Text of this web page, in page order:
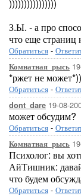
))))))))))))))))
З.Ы. - а про
что еще страниц
Обратиться -
Комнатная_рысь
*ржет не
Обратиться -
dont_dare 19-08-
может обсудим?
Обратиться -
Комнатная_рысь
Психолог: вы
АйТишник:
что будем
Обратиться -